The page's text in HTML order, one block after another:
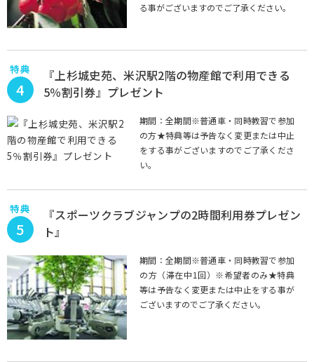
る事がございますのでご了承ください。
特典
4
『上杉城史苑、米沢駅2階の物産館で利用できる
5％割引券』プレゼント
期間：全期間※普通車・同時教習で参加
の方★特典等は予告なく変更または中止
をする事がございますのでご了承くださ
い。
特典
5
『スポーツクラブジャンプの2時間利用券プレゼン
ト』
期間：全期間※普通車・同時教習で参加
の方（滞在中1回）※希望者のみ★特典
等は予告なく変更または中止をする事が
ございますのでご了承ください。